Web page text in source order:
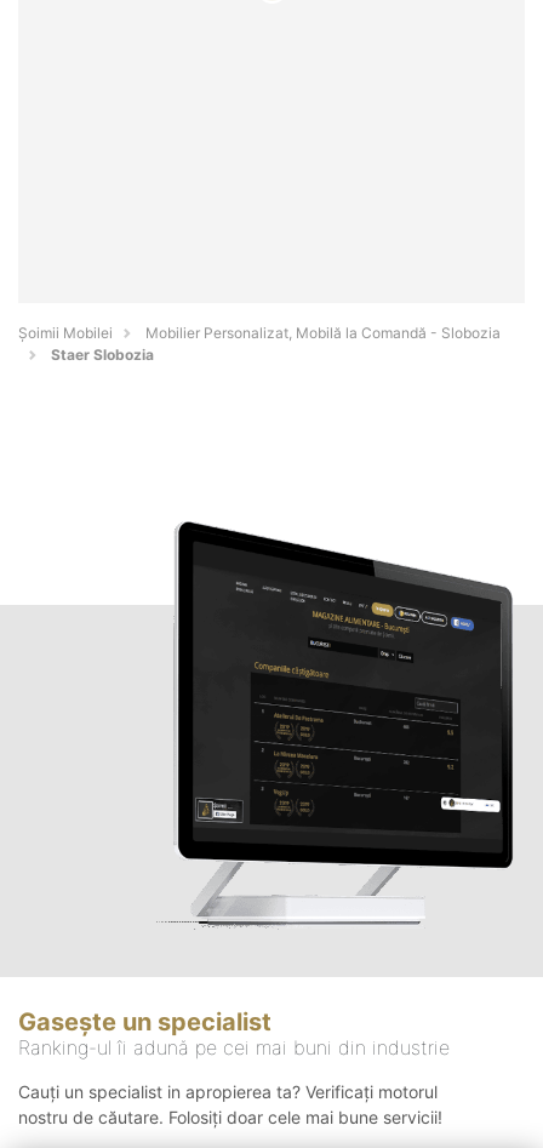
Șoimii Mobilei
Mobilier Personalizat, Mobilă la Comandă - Slobozia
Staer Slobozia
Gasește un specialist
Ranking-ul îi adună pe cei mai buni din industrie
Cauți un specialist in apropierea ta? Verificați motorul
nostru de căutare. Folosiți doar cele mai bune servicii!